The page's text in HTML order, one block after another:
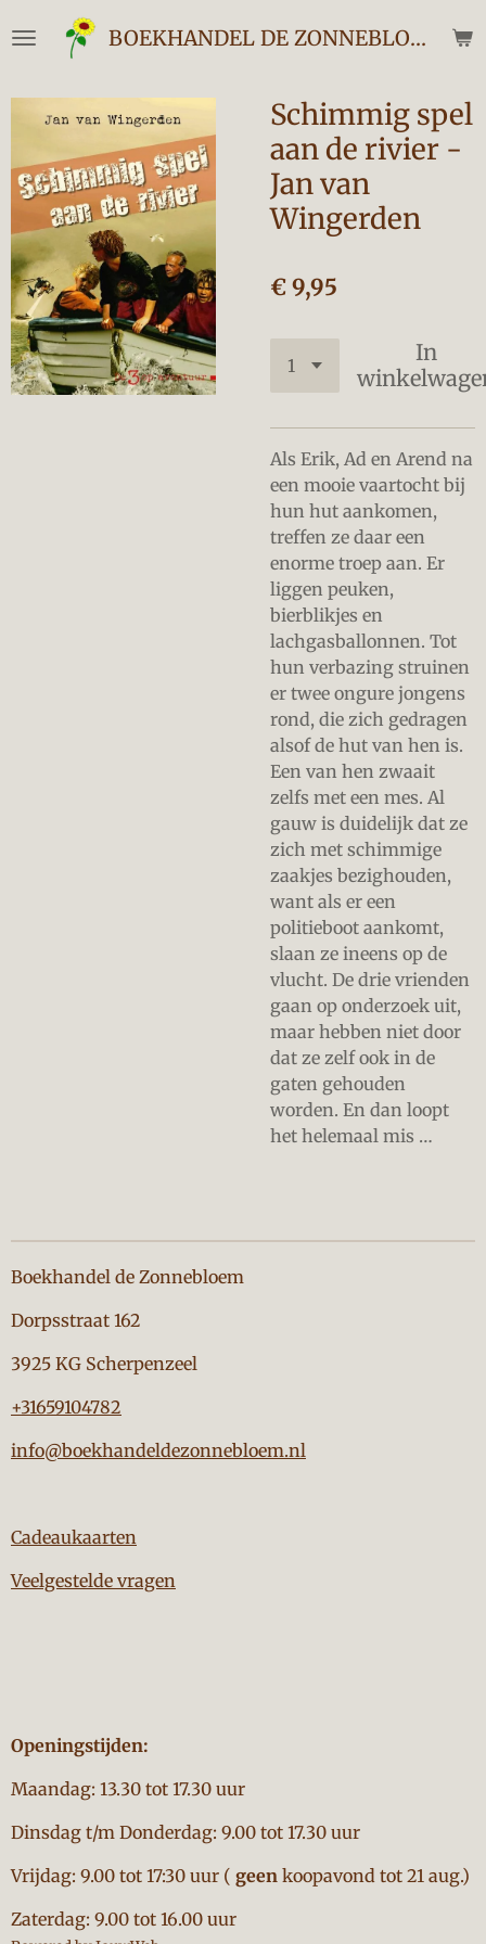
direct
de
hoofdinhoud
BOEKHANDEL DE ZONNEBLOEM
Schimmig spel
aan de rivier -
Jan van
Wingerden
€ 9,95
In
Als Erik, Ad en Arend na
een mooie vaartocht bij
hun hut aankomen,
treffen ze daar een
enorme troep aan. Er
liggen peuken,
bierblikjes en
lachgasballonnen. Tot
hun verbazing struinen
er twee ongure jongens
rond, die zich gedragen
alsof de hut van hen is.
Een van hen zwaait
zelfs met een mes. Al
gauw is duidelijk dat ze
zich met schimmige
zaakjes bezighouden,
want als er een
politieboot aankomt,
slaan ze ineens op de
vlucht. De drie vrienden
gaan op onderzoek uit,
maar hebben niet door
dat ze zelf ook in de
gaten gehouden
worden. En dan loopt
het helemaal mis …
Boekhandel de Zonnebloem
Dorpsstraat 162
3925 KG Scherpenzeel
+31659104782
info@boekhandeldezonnebloem.nl
Cadeaukaarten
Veelgestelde vragen
Openingstijden:
Maandag: 13.30 tot 17.30 uur
Dinsdag t/m Donderdag: 9.00 tot 17.30 uur
Vrijdag: 9.00 tot 17:30 uur ( geen koopavond tot 21 aug.)
Zaterdag: 9.00 tot 16.00 uur